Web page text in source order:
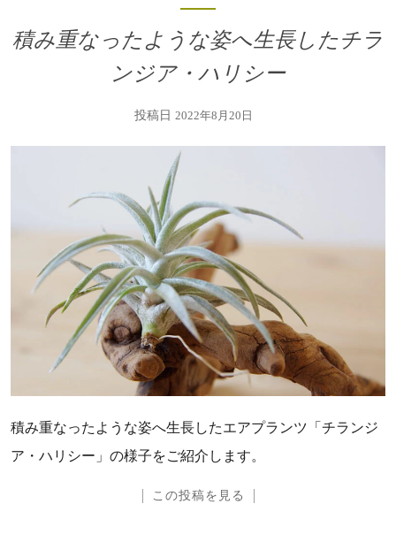
積み重なったような姿へ生長したチラ
ンジア・ハリシー
投稿日 2022年8月20日
積み重なったような姿へ生長したエアプランツ「チランジ
ア・ハリシー」の様子をご紹介します。
この投稿を見る